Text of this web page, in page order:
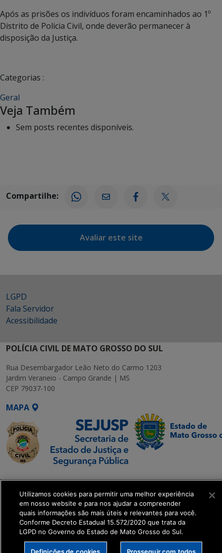
Após as prisões os indivíduos foram encaminhados ao 1º
Distrito de Policia Civil, onde deverão permanecer à
disposição da Justiça.
Categorias :
Geral
Veja Também
Sem posts recentes disponíveis.
Compartilhe:
Avaliar este site
LGPD
Fala Servidor
Acessibilidade
POLÍCIA CIVIL DE MATO GROSSO DO SUL
Rua Desembargador Leão Neto do Carmo 1203
Jardim Veraneio - Campo Grande | MS
CEP 79037-100
MAPA
SETDIG | Secretaria-
Executiva de
Transformação Digital
get_footer();
Utilizamos cookies para permitir uma melhor experiência
em nosso website e para nos ajudar a compreender
quais informações são mais úteis e relevantes para você.
Conforme Decreto Estadual 15.572/2020 que trata da
LGPD no Governo do Estado de Mato Grosso do Sul.
Definições de cookies Prosseguir com todos